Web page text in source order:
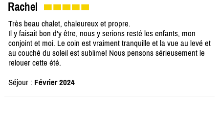
Rachel
Très beau chalet, chaleureux et propre.
Il y faisait bon d'y être, nous y serions resté les enfants, mon
conjoint et moi. Le coin est vraiment tranquille et la vue au levé et
au couché du soleil est sublime! Nous pensons sérieusement le
relouer cette été.
Séjour : Février 2024